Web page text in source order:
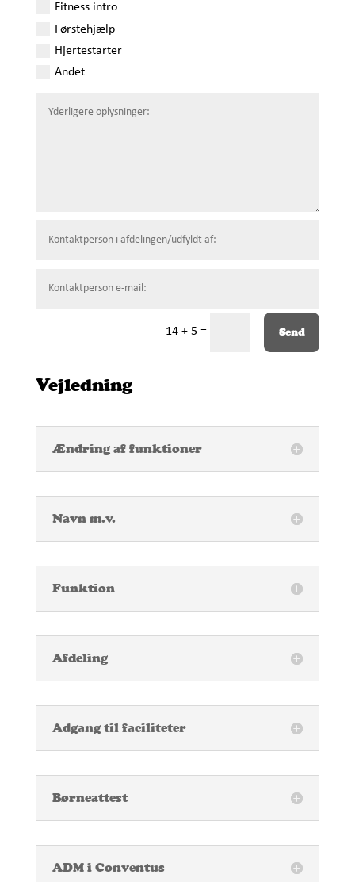
Fitness intro
Førstehjælp
Hjertestarter
Andet
14 + 5 = Send
Vejledning
Ændring af funktioner
Navn m.v.
Funktion
Afdeling
Adgang til faciliteter
Børneattest
ADM i Conventus